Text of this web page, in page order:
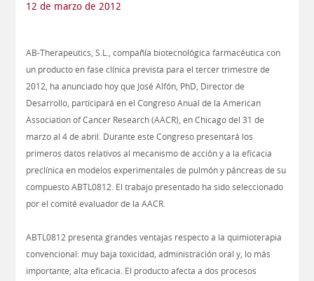
12 de marzo de 2012
AB-Therapeutics, S.L., compañía biotecnológica farmacéutica con
un producto en fase clínica prevista para el tercer trimestre de
2012, ha anunciado hoy que José Alfón, PhD, Director de
Desarrollo, participará en el Congreso Anual de la American
Association of Cancer Research (AACR), en Chicago del 31 de
marzo al 4 de abril. Durante este Congreso presentará los
primeros datos relativos al mecanismo de acción y a la eficacia
preclínica en modelos experimentales de pulmón y páncreas de su
compuesto ABTL0812. El trabajo presentado ha sido seleccionado
por el comité evaluador de la AACR.
ABTL0812 presenta grandes ventajas respecto a la quimioterapia
convencional: muy baja toxicidad, administración oral y, lo más
importante, alta eficacia. El producto afecta a dos procesos